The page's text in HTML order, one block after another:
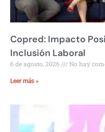
Copred: Impacto
Inclusión Laboral
6 de agosto, 2026 No hay
Leer más »